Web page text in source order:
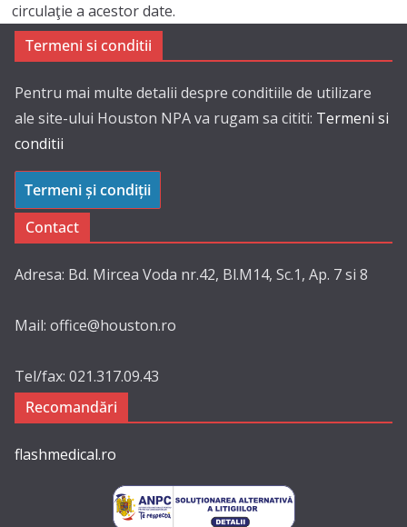
circulaţie a acestor date.
Termeni si conditii
Pentru mai multe detalii despre conditiile de utilizare
ale site-ului Houston NPA va rugam sa cititi: Termeni si
conditii
Termeni și condiții
Contact
Adresa: Bd. Mircea Voda nr.42, Bl.M14, Sc.1, Ap. 7 si 8
Mail: office@houston.ro
Tel/fax: 021.317.09.43
Recomandări
flashmedical.ro